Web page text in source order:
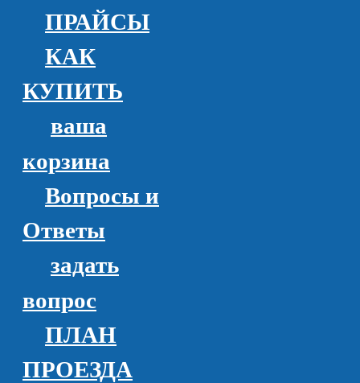
ПРАЙСЫ
КАК
КУПИТЬ
ваша
корзина
Вопросы и
Ответы
задать
вопрос
ПЛАН
ПРОЕЗДА